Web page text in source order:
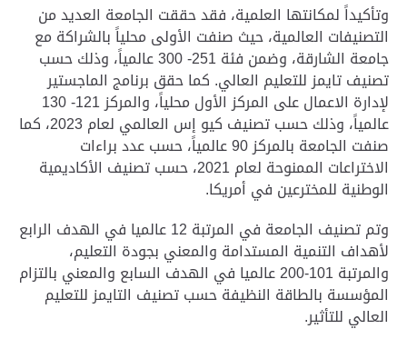
وتأكيداً لمكانتها العلمية، فقد حققت الجامعة العديد من
التصنيفات العالمية، حيث صنفت الأولى محلياً بالشراكة مع
جامعة الشارقة، وضمن فئة 251- 300 عالمياً، وذلك حسب
تصنيف تايمز للتعليم العالي. كما حقق برنامج الماجستير
لإدارة الاعمال على المركز الأول محلياً، والمركز 121- 130
عالمياً، وذلك حسب تصنيف كيو إس العالمي لعام 2023، كما
صنفت الجامعة بالمركز 90 عالمياً، حسب عدد براءات
الاختراعات الممنوحة لعام 2021، حسب تصنيف الأكاديمية
الوطنية للمخترعين في أمريكا.
وتم تصنيف الجامعة في المرتبة 12 عالميا في الهدف الرابع
لأهداف التنمية المستدامة والمعني بجودة التعليم،
والمرتبة 101-200 عالميا في الهدف السابع والمعني بالتزام
المؤسسة بالطاقة النظيفة حسب تصنيف التايمز للتعليم
العالي للتأثير.